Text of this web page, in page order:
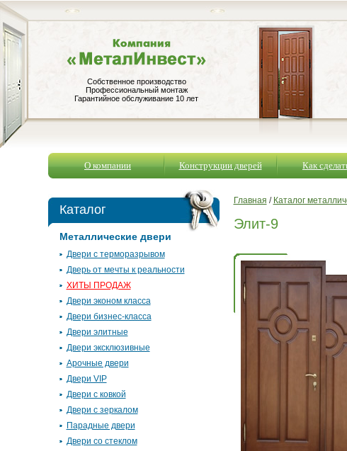
Собственное производство
Профессиональный монтаж
Гарантийное обслуживание 10 лет
О компании Конструкции дверей Как
Каталог
Металлические двери
Двери с терморазрывом
Дверь от мечты к реальности
ХИТЫ ПРОДАЖ
Двери эконом класса
Двери бизнес-класса
Двери элитные
Двери эксклюзивные
Арочные двери
Двери VIP
Двери с ковкой
Двери с зеркалом
Парадные двери
Двери со стеклом
Главная / Каталог
Элит-9